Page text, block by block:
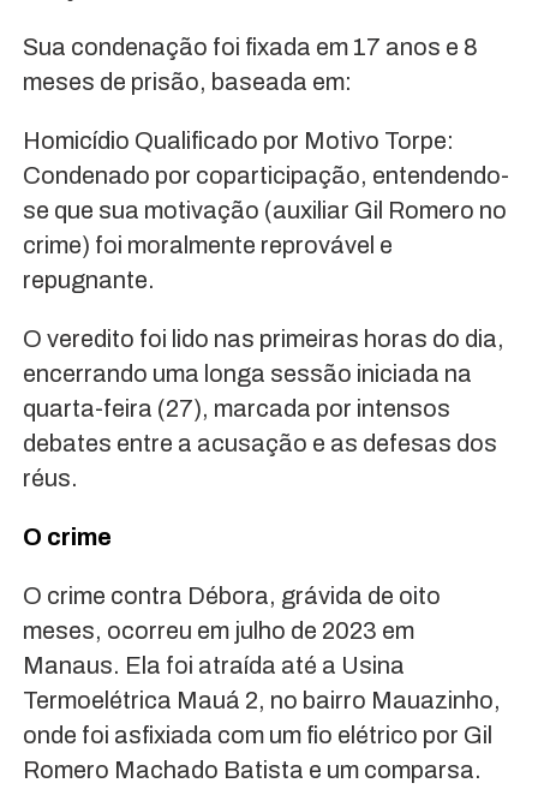
Sua condenação foi fixada em 17 anos e 8
meses de prisão, baseada em:
Homicídio Qualificado por Motivo Torpe:
Condenado por coparticipação, entendendo-
se que sua motivação (auxiliar Gil Romero no
crime) foi moralmente reprovável e
repugnante.
O veredito foi lido nas primeiras horas do dia,
encerrando uma longa sessão iniciada na
quarta-feira (27), marcada por intensos
debates entre a acusação e as defesas dos
réus.
O crime
O crime contra Débora, grávida de oito
meses, ocorreu em julho de 2023 em
Manaus. Ela foi atraída até a Usina
Termoelétrica Mauá 2, no bairro Mauazinho,
onde foi asfixiada com um fio elétrico por Gil
Romero Machado Batista e um comparsa.